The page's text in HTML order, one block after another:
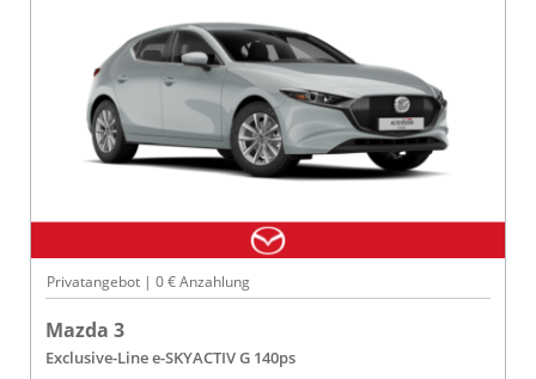
Privatangebot | 0 € Anzahlung
Mazda 3
Exclusive-Line e-SKYACTIV G 140ps